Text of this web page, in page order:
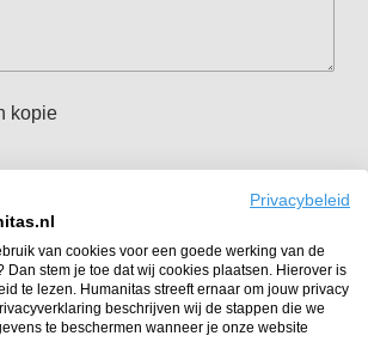
kopie
uitsluitend gebruikt voor het
met de juiste coördinator binnen
meer weten? Lees dan onze
Privacybeleid
van cookies voor een goede werking van de
Dan stem je toe dat wij cookies plaatsen. Hierover is
te lezen. Humanitas streeft ernaar om jouw privacy
beschrijven wij de stappen die we
te beschermen wanneer je onze website